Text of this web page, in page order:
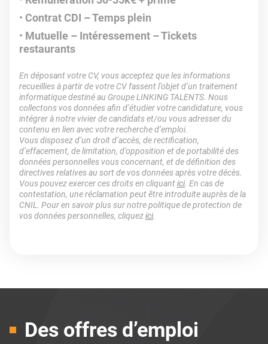
Contrat CDI – Temps plein
Mutuelle – Intéressement – Tickets
restaurants
En déposant votre CV, vous acceptez que les informations
recueillies à partir de votre CV fassent l’objet d’un traitement
informatique destiné au Groupe LINKING TALENTS. Nous
collectons vos données afin d’étudier votre candidature, vous
intégrer à notre vivier de candidats et/ou vous adresser du
contenu en lien avec votre recherche d’emploi.
Vous disposez d’un droit d’accès, de rectification,
d’effacement, de limitation, d’opposition et de portabilité des
données personnelles vous concernant, et de définition des
directives relatives au sort de vos données après votre décès.
Vous pouvez exercer ces droits en cliquantici. En cas de
contestation, une réclamation peut être introduite auprès de la
CNIL. Pour en savoir plus sur notre politique de protection de
vos données personnelles, cliquezici.
Des offres d’emploi